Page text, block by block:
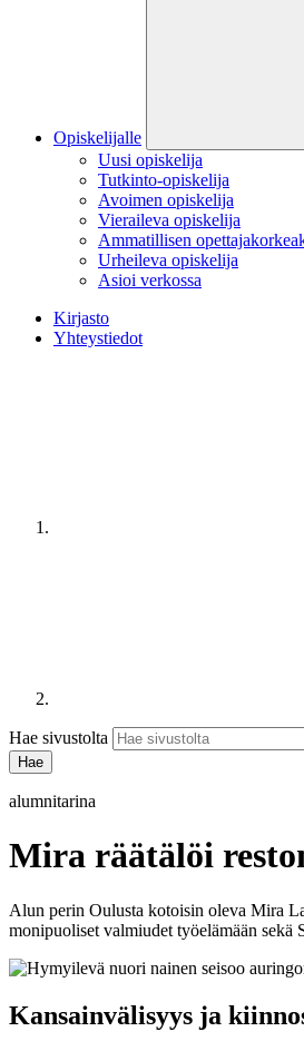
Opiskelijalle
Uusi opiskelija
Tutkinto-opiskelija
Avoimen opiskelija
Vieraileva opiskelija
Ammatillisen
Urheileva opiskelija
Asioi verkossa
Kirjasto
Yhteystiedot
Hae sivustolta
alumnitarina
Mira räätälöi
Alun perin Oulusta kotoisin oleva Mira
monipuoliset valmiudet työelämään sekä
Kansainvälisyys ja